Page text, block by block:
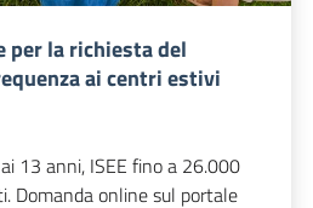
per la richiesta del
ai centri estivi
13 anni, ISEE fino a 26.000
Domanda online sul portale